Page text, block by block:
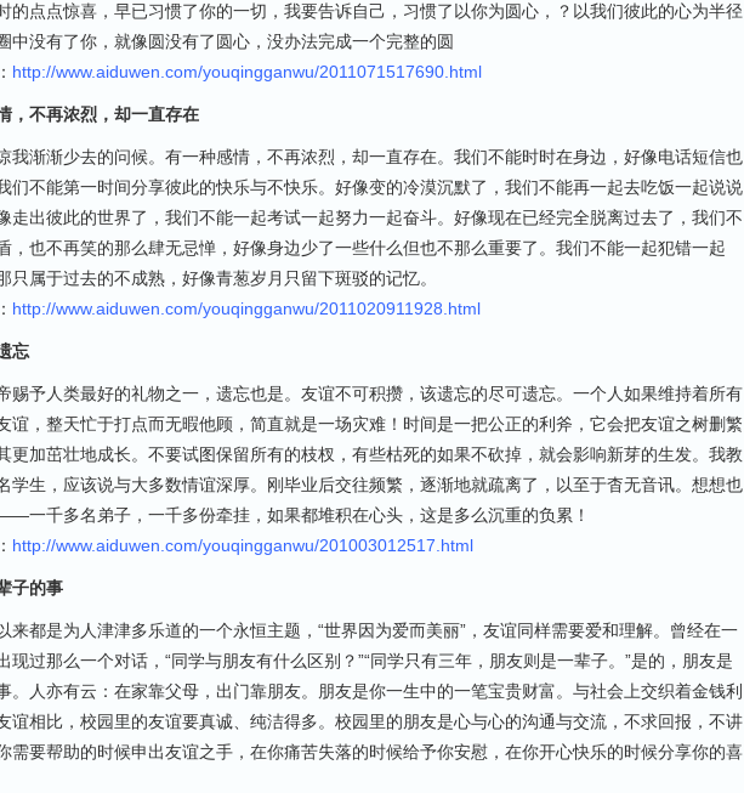
的点点惊喜，早已习惯了你的一切，我要告诉自己，习惯了以你为圆心，？以我们彼此的心为半径
中没有了你，就像圆没有了圆心，没办法完成一个完整的圆
http://www.aiduwen.com/youqingganwu/2011071517690.html
，不再浓烈，却一直存在
我渐渐少去的问候。有一种感情，不再浓烈，却一直存在。我们不能时时在身边，好像电话短信也
们不能第一时间分享彼此的快乐与不快乐。好像变的冷漠沉默了，我们不能再一起去吃饭一起说说
走出彼此的世界了，我们不能一起考试一起努力一起奋斗。好像现在已经完全脱离过去了，我们不
，也不再笑的那么肆无忌惮，好像身边少了一些什么但也不那么重要了。我们不能一起犯错一起
只属于过去的不成熟，好像青葱岁月只留下斑驳的记忆。
http://www.aiduwen.com/youqingganwu/2011020911928.html
忘
赐予人类最好的礼物之一，遗忘也是。友谊不可积攒，该遗忘的尽可遗忘。一个人如果维持着所有
谊，整天忙于打点而无暇他顾，简直就是一场灾难！时间是一把公正的利斧，它会把友谊之树删繁
更加茁壮地成长。不要试图保留所有的枝杈，有些枯死的如果不砍掉，就会影响新芽的生发。我教
学生，应该说与大多数情谊深厚。刚毕业后交往频繁，逐渐地就疏离了，以至于杳无音讯。想想也
一千多名弟子，一千多份牵挂，如果都堆积在心头，这是多么沉重的负累！
http://www.aiduwen.com/youqingganwu/201003012517.html
子的事
来都是为人津津多乐道的一个永恒主题，“世界因为爱而美丽”，友谊同样需要爱和理解。曾经在一
现过那么一个对话，“同学与朋友有什么区别？”“同学只有三年，朋友则是一辈子。”是的，朋友是
。人亦有云：在家靠父母，出门靠朋友。朋友是你一生中的一笔宝贵财富。与社会上交织着金钱利
谊相比，校园里的友谊要真诚、纯洁得多。校园里的朋友是心与心的沟通与交流，不求回报，不讲
需要帮助的时候申出友谊之手，在你痛苦失落的时候给予你安慰，在你开心快乐的时候分享你的喜